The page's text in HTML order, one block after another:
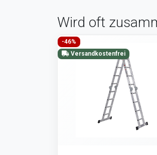
Wird oft
-46%
Versandkostenfrei